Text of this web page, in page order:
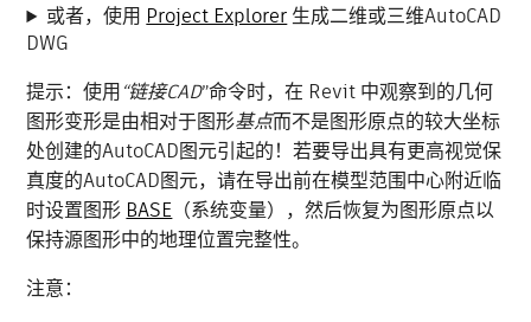
或者，使用 Project Explorer生成二维或三维AutoCAD
DWG
提示：使用“链接CAD”命令时，在 Revit 中观察到的几何
图形变形是由相对于图形基点而不是图形原点的较大坐标
处创建的AutoCAD图元引起的！若要导出具有更高视觉保
真度的AutoCAD图元，请在导出前在模型范围中心附近临
时设置图形 BASE （系统变量），然后恢复为图形原点以
保持源图形中的地理位置完整性。
注意：